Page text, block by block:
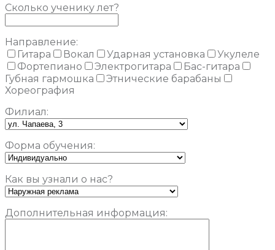
Сколько ученику лет?
Направление:
Гитара
Вокал Ударная установка
Укулеле
Фортепиано
Электрогитара
Бас-гитара
Губная гармошка
Этнические барабаны
Хореография
Филиал:
Форма обучения:
Как вы узнали о нас?
Дополнительная информация: